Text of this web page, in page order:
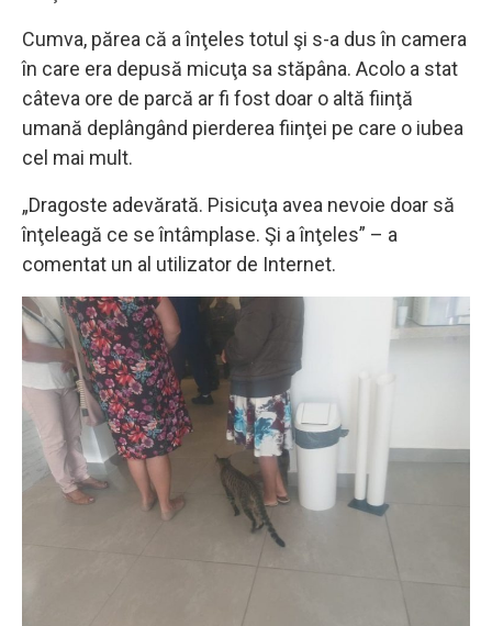
Cumva, părea că a înţeles totul şi s-a dus în camera
în care era depusă micuţa sa stăpâna. Acolo a stat
câteva ore de parcă ar fi fost doar o altă fiinţă
umană deplângând pierderea fiinţei pe care o iubea
cel mai mult.
„Dragoste adevărată. Pisicuţa avea nevoie doar să
înţeleagă ce se întâmplase. Şi a înţeles” – a
comentat un al utilizator de Internet.